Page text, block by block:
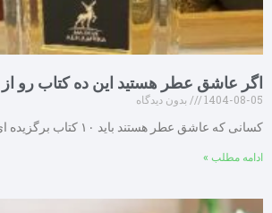
اگر عاشق عطر هستید این ده کتاب رو
1404-08-05
بدون دیدگاه
کسانی که عاشق عطر هستند باید ۱۰ کتاب برگزیده ای
ادامه مطلب »